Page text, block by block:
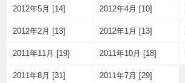
2012年5月 [14] 2012年4月 [10]
2012年2月 [13] 2012年1月 [13]
2011年11月 [19] 2011年10月 [18]
2011年8月 [31] 2011年7月 [29]